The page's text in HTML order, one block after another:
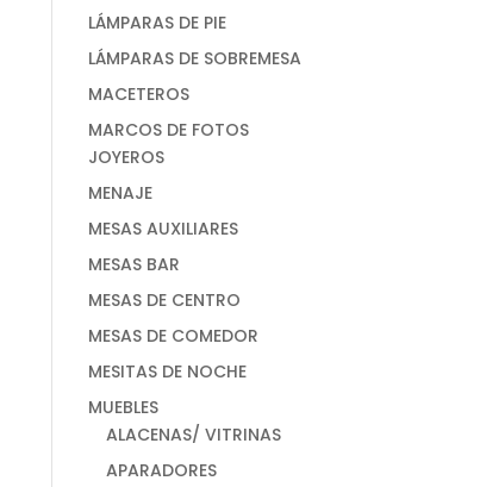
LÁMPARAS DE PIE
LÁMPARAS DE SOBREMESA
MACETEROS
MARCOS DE FOTOS
JOYEROS
MENAJE
MESAS AUXILIARES
MESAS BAR
MESAS DE CENTRO
MESAS DE COMEDOR
MESITAS DE NOCHE
MUEBLES
ALACENAS/ VITRINAS
APARADORES